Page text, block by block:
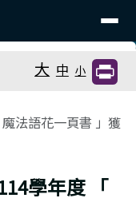
大 中 小
法語花一頁書 」獲
學年度 「